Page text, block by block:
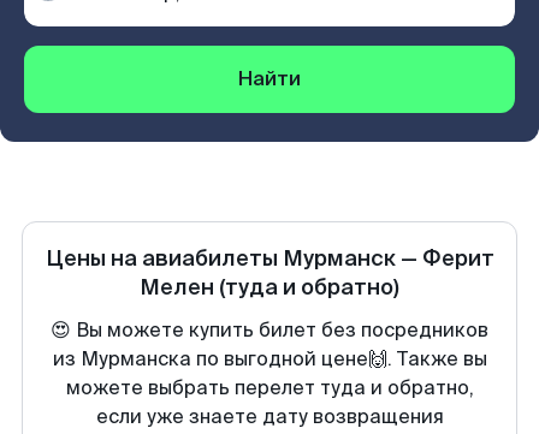
Найти
Цены на авиабилеты Мурманск— Ферит
Мелен (туда и обратно)
😍 Вы можете купить билет без посредников
из Мурманска по выгодной цене🙌. Также вы
можете выбрать перелет туда и обратно,
если уже знаете дату возвращения